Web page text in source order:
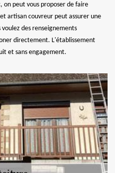
on peut vous proposer de faire
artisan couvreur peut assurer une
des renseignements
directement. L'établissement
et sans engagement.